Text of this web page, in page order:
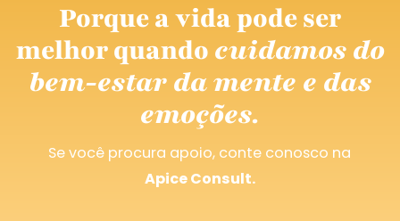
Porque a vida pode ser
melhor quando cuidamos do
bem-estar da mente e das
emoções.
Se você procura apoio, conte conosco na
Apice Consult.